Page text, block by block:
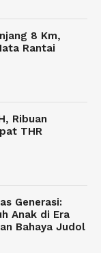
8 Km,
Rantai
Ribuan
THR
Generasi:
Anak di Era
Bahaya Judol